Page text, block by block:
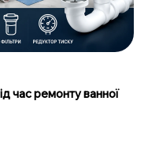
час ремонту ванної